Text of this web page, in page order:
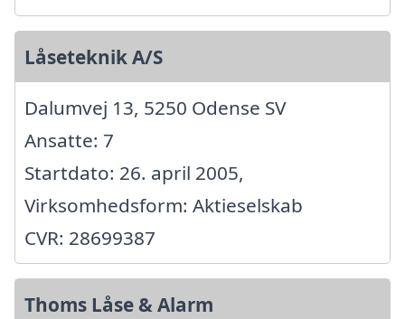
Låseteknik A/S
Dalumvej 13, 5250 Odense SV
Ansatte: 7
Startdato: 26. april 2005,
Virksomhedsform: Aktieselskab
CVR: 28699387
Thoms Låse & Alarm